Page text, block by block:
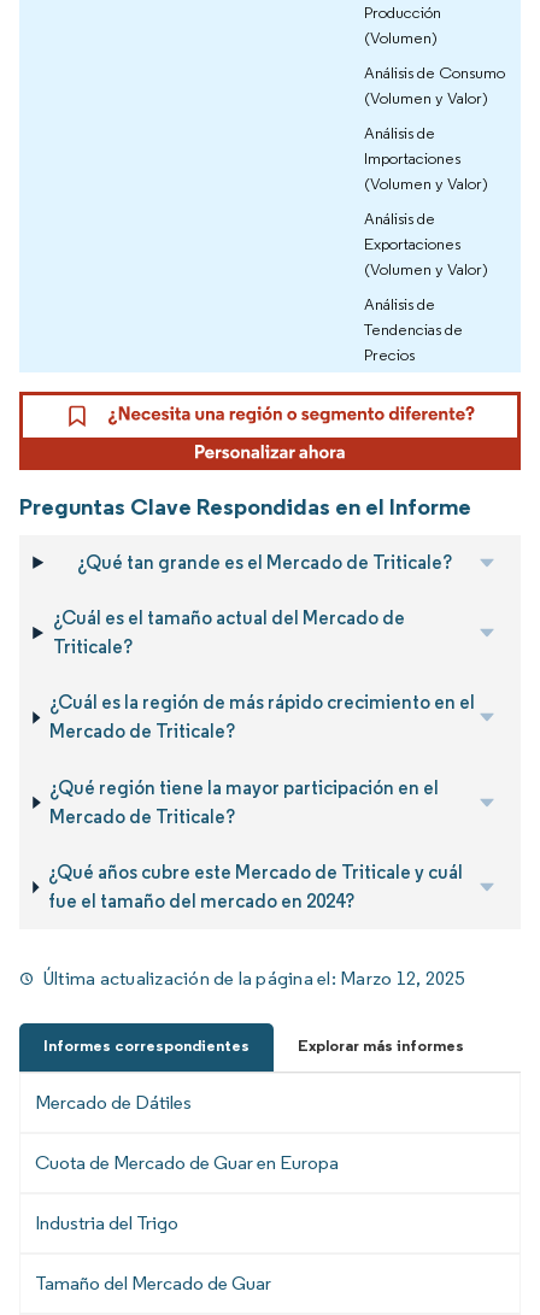
Producción
(Volumen)
Análisis de Consumo
(Volumen y Valor)
Análisis de
Importaciones
(Volumen y Valor)
Análisis de
Exportaciones
(Volumen y Valor)
Análisis de
Tendencias de
Precios
Preguntas Clave Respondidas en el Informe
¿Qué tan grande es el Mercado de Triticale?
¿Cuál es el tamaño actual del Mercado de
Triticale?
¿Cuál es la región de más rápido crecimiento en el
Mercado de Triticale?
¿Qué región tiene la mayor participación en el
Mercado de Triticale?
¿Qué años cubre este Mercado de Triticale y cuál
fue el tamaño del mercado en 2024?
Última actualización de la página el: Marzo 12, 2025
Informes correspondientes Explorar más informes
Mercado de Dátiles
Cuota de Mercado de Guar en Europa
Industria del Trigo
Tamaño del Mercado de Guar